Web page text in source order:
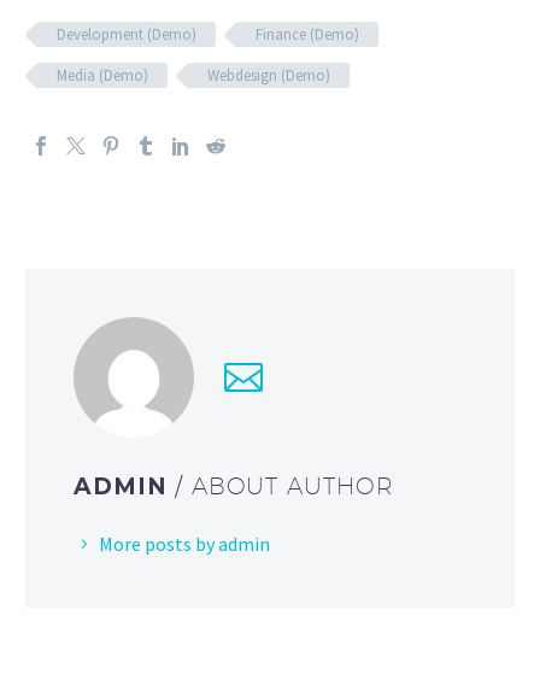
Development (Demo)
Finance (Demo)
Media (Demo)
Webdesign (Demo)
ADMIN / ABOUT AUTHOR
More posts by admin